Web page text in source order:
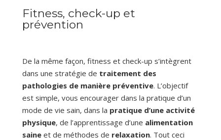
Fitness, check-up et
prévention
De la même façon, fitness et check-up s’intègrent
dans une stratégie de traitement des
pathologies de manière préventive. L’objectif
est simple, vous encourager dans la pratique d’un
mode de vie sain, dans la pratique d’une activité
physique, de l’apprentissage d’une alimentation
saineet de méthodes de relaxation. Tout ceci